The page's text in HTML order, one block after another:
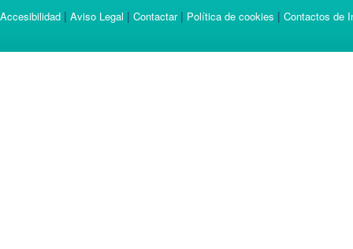
Accesibilidad | Aviso Legal | Contactar| Política de cookies | Contactos de